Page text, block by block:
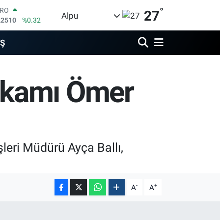
%0.32
ALTIN
%1.11
Alpu 27°
Ömer
Müdürü Ayça Ballı,
A- A+